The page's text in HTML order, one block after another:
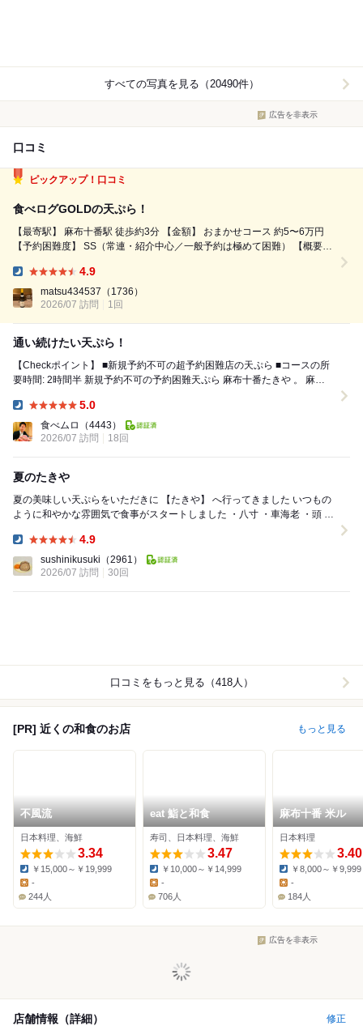
すべての写真を見る（20490件）
広告を非表示
口コミ
ピックアップ！口コミ
食べログGOLDの天ぷら！
【最寄駅】 麻布十番駅 徒歩約3分 【金額】 おまかせコース 約5〜6万円
【予約困難度】 SS（常連・紹介中心／一般予約は極めて困難） 【概要】
受賞。 ...
4.9
matsu434537 （1736）
2026/07 訪問
1回
通い続けたい天ぷら！
【Checkポイント】 ■新規予約不可の超予約困難店の天ぷら ■コースの所
要時間: 2時間半 新規予約不可の予約困難天ぷら 麻布十番たきや 。 麻布
5.0
食べムロ
（4443）
2026/07 訪問
18回
夏のたきや
夏の美味しい天ぷらをいただきに 【たきや】 へ行ってきました いつもの
ように和やかな雰囲気で食事がスタートしました ・八寸 ・車海老 ・頭 ・
4.9
sushinikusuki （2961）
2026/07 訪問
30回
口コミをもっと見る（418人）
[PR] 近くの和食のお店 もっと見る
不風流
日本料理、海鮮
3.34
Dinner:
￥15,000～￥19,999
-
244人
eat 鮨と和食
寿司、日本料理、海鮮
3.47
Dinner:
￥10,000～￥14,999
-
706人
麻布十番 米ル
日本料理
3.40
Dinner:
￥8,000～￥9,999
-
184人
広告を非表示
店舗情報（詳細） 修正